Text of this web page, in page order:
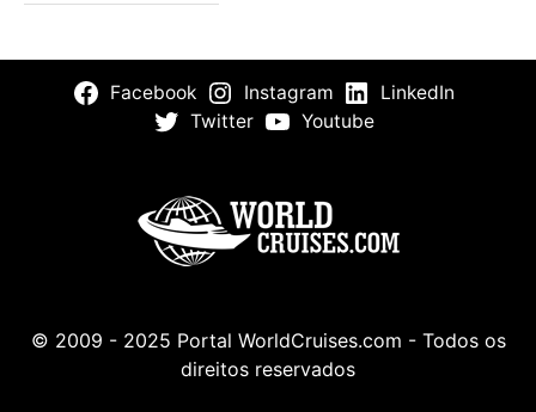
Facebook Instagram
LinkedIn
Twitter
Youtube
© 2009 - 2025 Portal WorldCruises.com - Todos os
direitos reservados